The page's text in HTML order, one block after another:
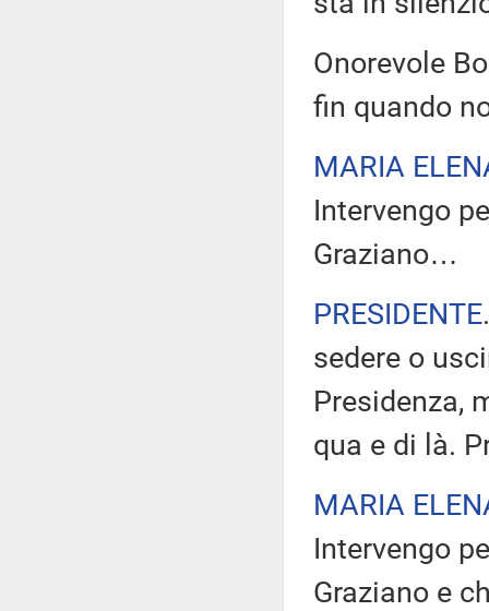
Onorevole
fin quando
MARIA
Intervengo
Graziano…
PRESIDENTE
sedere o
Presidenza,
qua e di là.
MARIA
Intervengo
Graziano e